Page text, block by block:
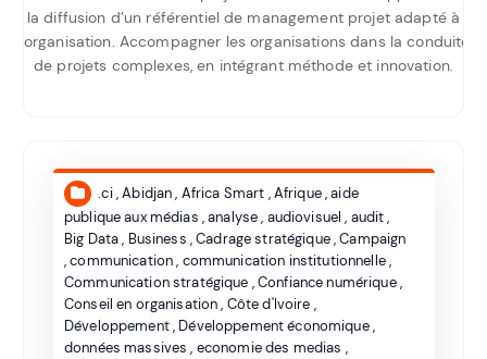
la diffusion d’un référentiel de management projet adapté à
l’organisation. Accompagner les organisations dans la conduite
de projets complexes, en intégrant méthode et innovation.
.ci,Abidjan, Africa Smart ,Afrique,aide
publique aux médias ,analyse, audiovisuel , audit,
Big Data, Business ,Cadrage stratégique,Campaign
,communication, communication institutionnelle,
Communication stratégique ,Confiance numérique,
Conseil en organisation, Côte d'Ivoire ,
Développement, Développement économique,
données massives , economie des medias ,